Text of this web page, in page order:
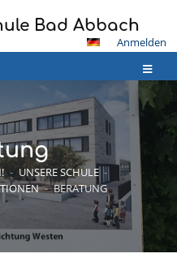
Bad Abbach
Anmelden
- UNSERE SCHULE -
- BERATUNG